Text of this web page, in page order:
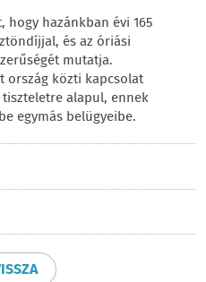
hazánkban évi 165
és az óriási
mutatja.
ország közti kapcsolat
alapul, ennek
egymás belügyeibe.